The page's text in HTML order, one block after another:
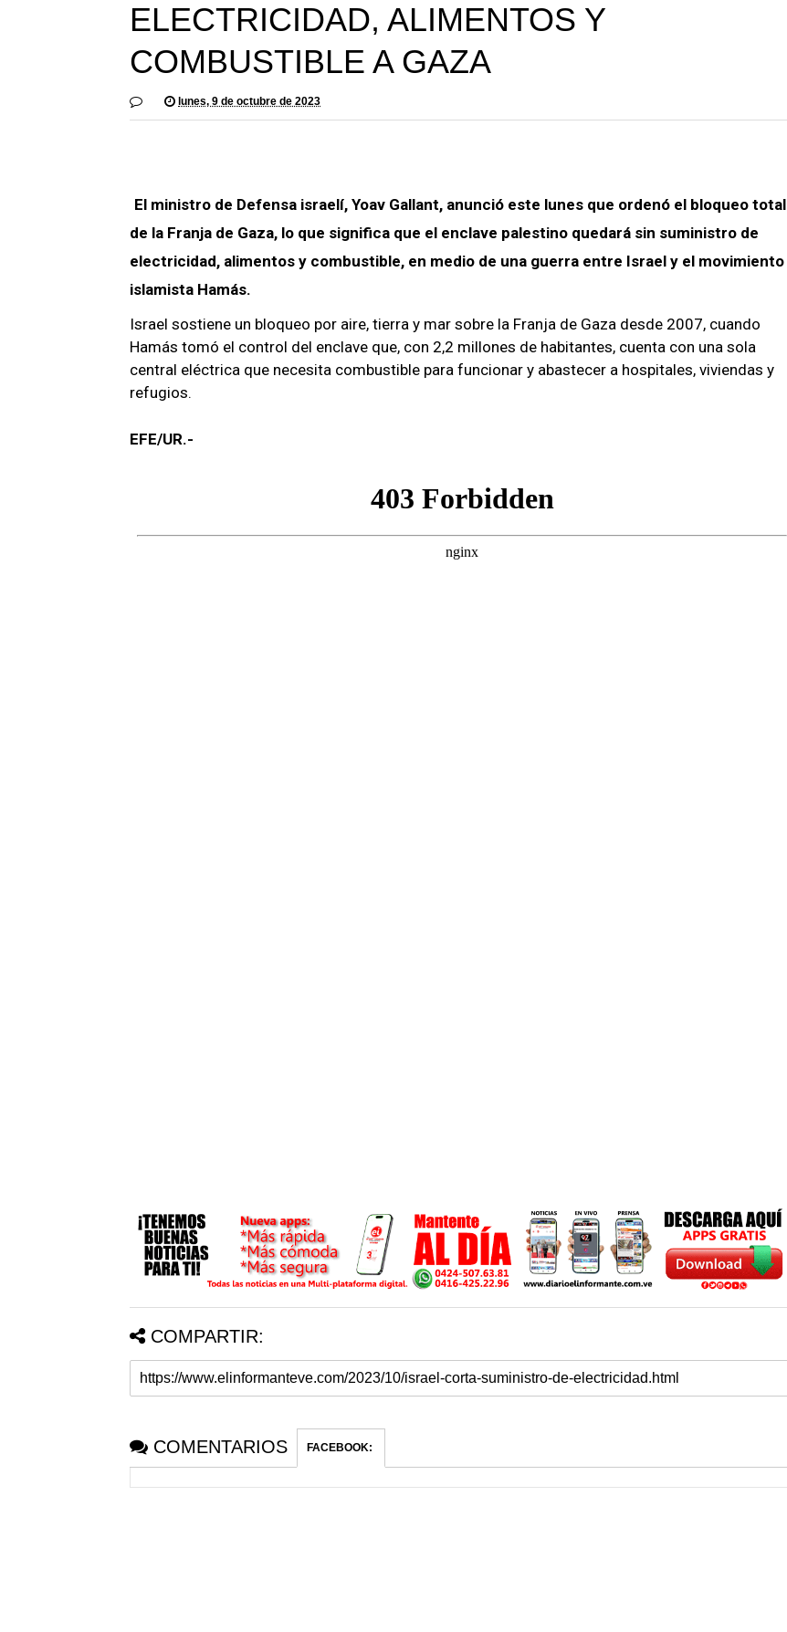
ELECTRICIDAD, ALIMENTOS Y
COMBUSTIBLE A GAZA
lunes, 9 de octubre de 2023
El ministro de Defensa israelí, Yoav Gallant, anunció este lunes que ordenó el bloqueo total
de la Franja de Gaza, lo que significa que el enclave palestino quedará sin suministro de
electricidad, alimentos y combustible, en medio de una guerra entre Israel y el movimiento
islamista Hamás.
Israel sostiene un bloqueo por aire, tierra y mar sobre la Franja de Gaza desde 2007, cuando
Hamás tomó el control del enclave que, con 2,2 millones de habitantes, cuenta con una sola
central eléctrica que necesita combustible para funcionar y abastecer a hospitales, viviendas y
refugios.
EFE/UR.-
COMPARTIR:
COMENTARIOS FACEBOOK: